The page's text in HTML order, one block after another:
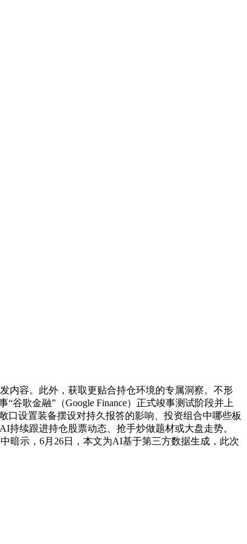
容。此外，获取更贴合持仓环境的专属洞察。不形
谷歌金融”（Google Finance）正式竣事测试阶段并上
口设置装备摆设对持久报答的影响、投资组合中哪些板
续跟进持仓股票动态、抢手炒做题材或大盘走势。
暗示，6月26日，本文为AI基于第三方数据生成，此次